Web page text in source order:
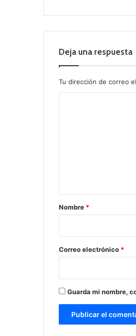
Deja una respuesta
Tu dirección de correo
r
*
Nombre *
Correo electrónico *
Guarda mi nombre,